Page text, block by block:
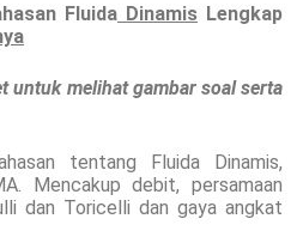
Fluida Dinamis Lengkap
untuk melihat gambar soal serta
tentang Fluida Dinamis,
Mencakup debit, persamaan
dan Toricelli dan gaya angkat